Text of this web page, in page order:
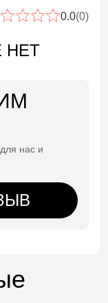
0.0(0)
НЕТ
нас и